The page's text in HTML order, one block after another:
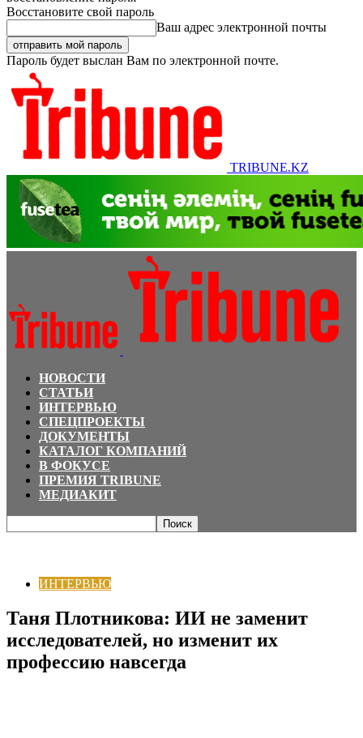
Восстановите свой пароль
Ваш адрес электронной почты
Пароль будет выслан Вам по электронной почте.
TRIBUNE.KZ
НОВОСТИ
СТАТЬИ
ИНТЕРВЬЮ
СПЕЦПРОЕКТЫ
ДОКУМЕНТЫ
КАТАЛОГ КОМПАНИЙ
В ФОКУСЕ
ПРЕМИЯ TRIBUNE
МЕДИАКИТ
ИНТЕРВЬЮ
Таня Плотникова: ИИ не заменит
исследователей, но изменит их
профессию навсегда